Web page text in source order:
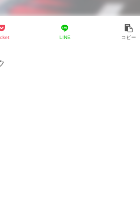
LINE コピー